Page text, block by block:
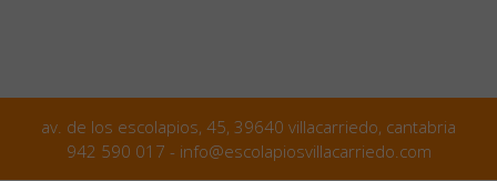
av. de los escolapios, 45, 39640 villacarriedo, cantabria
942 590 017 - info@escolapiosvillacarriedo.com